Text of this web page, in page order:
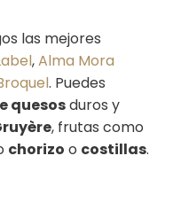
las mejores
,Alma Mora
. Puedes
quesosduros y
, frutas como
chorizo o costillas.